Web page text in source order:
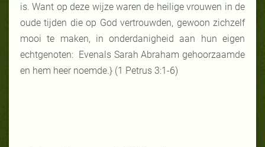
is. Want op deze wijze waren de heilige vrouwen in de
oude tijden die op God vertrouwden, gewoon zichzelf
mooi te maken, in onderdanigheid aan hun eigen
echtgenoten: Evenals Sarah Abraham gehoorzaamde
en hem heer noemde.} (1 Petrus 3:1-6)